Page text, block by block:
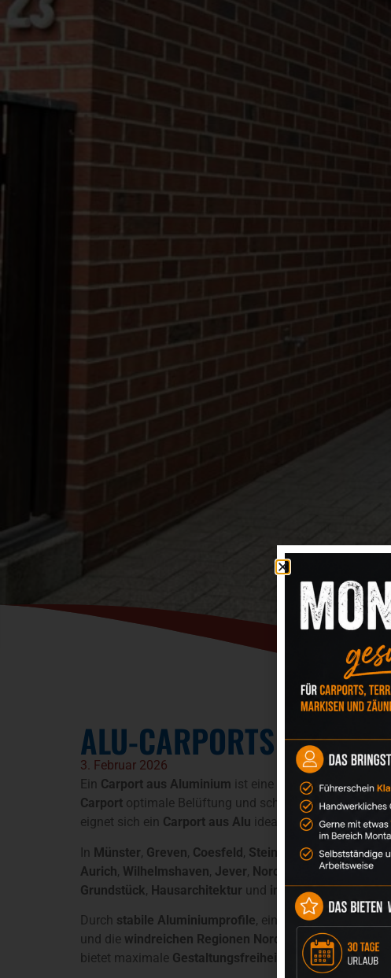
ALU-CARPORTS
3. Februar 2026
Ein Carport aus Aluminium ist eine moderne und
Carport optimale Belüftung und schützt gleichzeitig vor
eignet sich ein Carport aus Alu ideal für den
In Münster, Greven, Coesfeld, Steinfurt ,Telgte,
Aurich, Wilhelmshaven, Jever, Norden undWittmund
Grundstück, Hausarchitektur und individuelle
Durch stabile Aluminiumprofile, eine hochwertige
und die windreichen Regionen Norddeutschlands
bietet maximale Gestaltungsfreiheit bei hoher